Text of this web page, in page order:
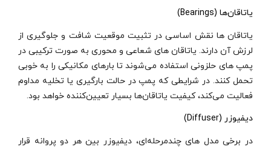
یاتاقان‌ها (Bearings)
یاتاقان‌ ها نقش اساسی در تثبیت موقعیت شافت و جلوگیری از
لرزش آن دارند. یاتاقان‌ های شعاعی و محوری به صورت ترکیبی در
پمپ‌ های حلزونی استفاده می‌شوند تا بارهای مکانیکی را به خوبی
تحمل کنند. در شرایطی که پمپ در حالت بارگیری یا تخلیه مداوم
فعالیت می‌کند، کیفیت یاتاقان‌ها بسیار تعیین‌کننده خواهد بود.
دیفیوزر (Diffuser)
در برخی مدل‌ های چندمرحله‌ای، دیفیوزر بین هر دو پروانه قرار